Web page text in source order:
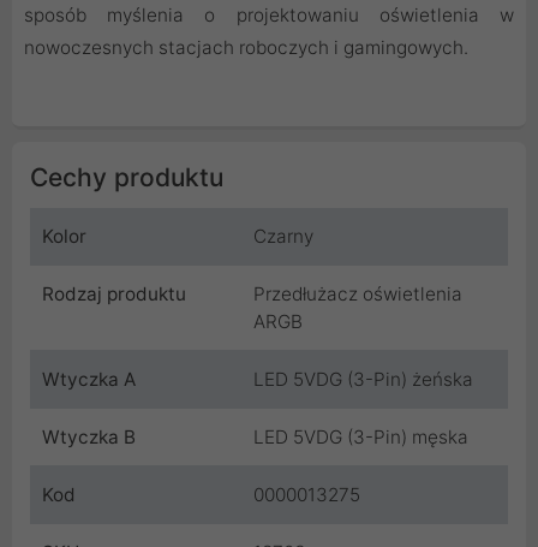
sposób myślenia o projektowaniu oświetlenia w
nowoczesnych stacjach roboczych i gamingowych.
Cechy produktu
Kolor Czarny
Rodzaj produktu
Przedłużacz oświetlenia
ARGB
Wtyczka A LED 5VDG (3-Pin) żeńska
Wtyczka B LED 5VDG (3-Pin) męska
Kod 0000013275